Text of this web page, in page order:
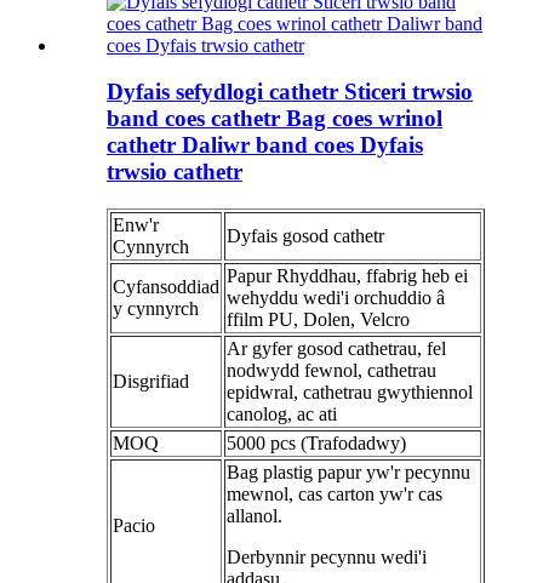
Dyfais sefydlogi cathetr Sticeri trwsio
band coes cathetr Bag coes wrinol
cathetr Daliwr band coes Dyfais
trwsio cathetr
Enw'r
Cynnyrch
Dyfais gosod cathetr
Cyfansoddiad
y cynnyrch
Papur Rhyddhau, ffabrig heb ei
wehyddu wedi'i orchuddio â
ffilm PU, Dolen, Velcro
Disgrifiad
Ar gyfer gosod cathetrau, fel
nodwydd fewnol, cathetrau
epidwral, cathetrau gwythiennol
canolog, ac ati
MOQ
5000 pcs (Trafodadwy)
Pacio
Bag plastig papur yw'r pecynnu
mewnol, cas carton yw'r cas
allanol.
Derbynnir pecynnu wedi'i
addasu.